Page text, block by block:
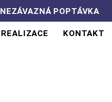
NEZÁVAZNÁ POPTÁVKA
REALIZACE KONTAKT